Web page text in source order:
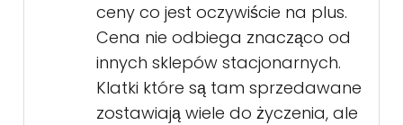
ceny co jest oczywiście na plus.
Cena nie odbiega znacząco od
innych sklepów stacjonarnych.
Klatki które są tam sprzedawane
zostawiają wiele do życzenia, ale